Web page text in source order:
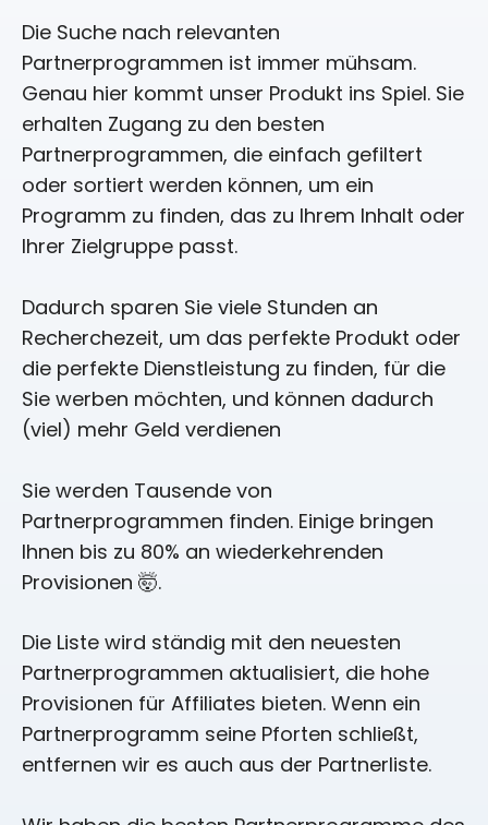
Die Suche nach relevanten
Partnerprogrammen ist immer mühsam.
Genau hier kommt unser Produkt ins Spiel. Sie
erhalten Zugang zu den besten
Partnerprogrammen, die einfach gefiltert
oder sortiert werden können, um ein
Programm zu finden, das zu Ihrem Inhalt oder
Ihrer Zielgruppe passt.
Dadurch sparen Sie viele Stunden an
Recherchezeit, um das perfekte Produkt oder
die perfekte Dienstleistung zu finden, für die
Sie werben möchten, und können dadurch
(viel) mehr Geld verdienen
Sie werden Tausende von
Partnerprogrammen finden. Einige bringen
Ihnen bis zu 80% an wiederkehrenden
Provisionen 🤯.
Die Liste wird ständig mit den neuesten
Partnerprogrammen aktualisiert, die hohe
Provisionen für Affiliates bieten. Wenn ein
Partnerprogramm seine Pforten schließt,
entfernen wir es auch aus der Partnerliste.